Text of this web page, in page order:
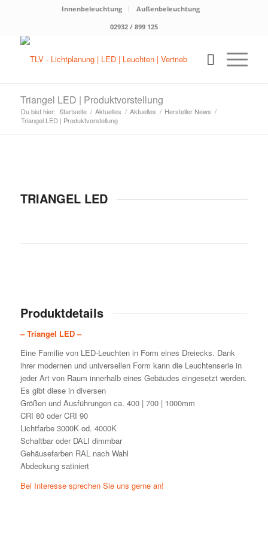
Innenbeleuchtung
Außenbeleuchtung
02932 / 899 125
Triangel LED | Produktvorstellung
Du bist hier: Startseite / Aktuelles / Aktuelles / Hersteller News /
Triangel LED | Produktvorstellung
TRIANGEL LED
Produktdetails
– Triangel LED –
Eine Familie von LED-Leuchten in Form eines Dreiecks. Dank
ihrer modernen und universellen Form kann die Leuchtenserie in
jeder Art von Raum innerhalb eines Gebäudes eingesetzt werden.
Es gibt diese in diversen
Größen und Ausführungen ca. 400 | 700 | 1000mm
CRI 80 oder CRI 90
Lichtfarbe 3000K od. 4000K
Schaltbar oder DALI dimmbar
Gehäusefarben RAL nach Wahl
Abdeckung satiniert
Bei Interesse sprechen Sie uns gerne an!